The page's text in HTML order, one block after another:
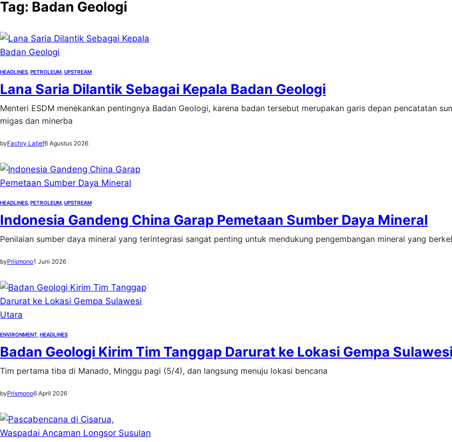
Tag: Badan Geologi
HEADLINES PETROLEUM UPSTREAM
Lana Saria Dilantik Sebagai Kepala Badan Geologi
Menteri ESDM menekankan pentingnya Badan Geologi, karena badan tersebut merupakan garis depan pencatatan
migas dan minerba
byFachry Latief6 Agustus 2026
HEADLINES PETROLEUM UPSTREAM
Indonesia Gandeng China Garap Pemetaan Sumber Daya Mineral
Penilaian sumber daya mineral yang terintegrasi sangat penting untuk mendukung pengembangan mineral yang
byPrismono1 Juni 2026
ENVIRONMENT HEADLINES
Badan Geologi Kirim Tim Tanggap Darurat ke Lokasi Gempa
Tim pertama tiba di Manado, Minggu pagi (5/4), dan langsung menuju lokasi bencana
byPrismono6 April 2026